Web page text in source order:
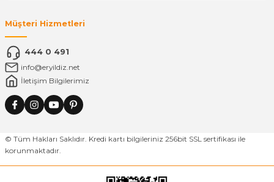
Müşteri Hizmetleri
444 0 491
info@eryildiz.net
İletişim Bilgilerimiz
© Tüm Hakları Saklıdır. Kredi kartı bilgileriniz 256bit SSL sertifikası ile
korunmaktadır.